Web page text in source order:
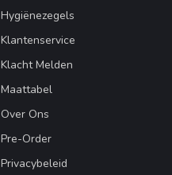
Hygiënezegels
Klantenservice
Klacht Melden
Maattabel
Over Ons
Pre-Order
Privacybeleid